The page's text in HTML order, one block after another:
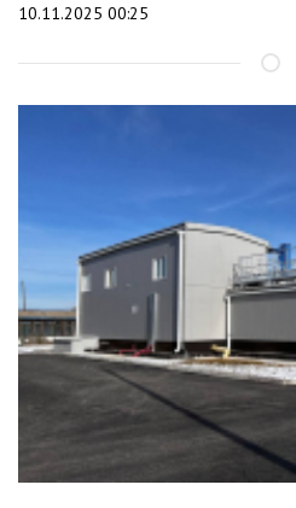
10.11.2025 00:25